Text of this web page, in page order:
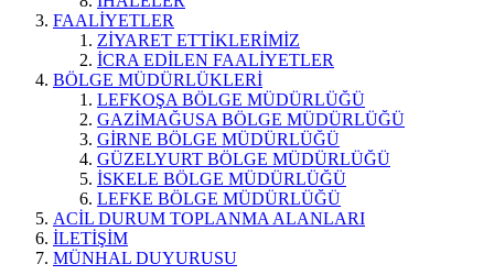
FAALİYETLER
ZİYARET ETTİKLERİMİZ
İCRA EDİLEN FAALİYETLER
BÖLGE MÜDÜRLÜKLERİ
LEFKOŞA BÖLGE MÜDÜRLÜĞÜ
GAZİMAĞUSA BÖLGE MÜDÜRLÜĞÜ
GİRNE BÖLGE MÜDÜRLÜĞÜ
GÜZELYURT BÖLGE MÜDÜRLÜĞÜ
İSKELE BÖLGE MÜDÜRLÜĞÜ
LEFKE BÖLGE MÜDÜRLÜĞÜ
ACİL DURUM TOPLANMA ALANLARI
İLETİŞİM
MÜNHAL DUYURUSU